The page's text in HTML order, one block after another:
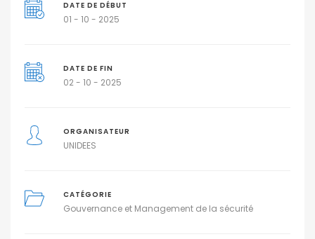
DATE DE DÉBUT
01 - 10 - 2025
DATE DE FIN
02 - 10 - 2025
ORGANISATEUR
UNIDEES
CATÉGORIE
Gouvernance et Management de la sécurité